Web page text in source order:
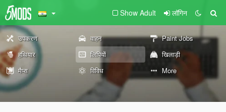
Show Adult लॉगिन
उपकरण वाहन
Paint Jobs
हथियार
लिपियों
खिलाड़ी
मैप्स
विविध More